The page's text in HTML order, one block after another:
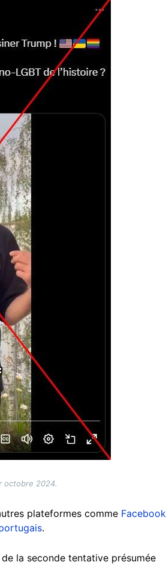
octobre 2024.
plateformes comme Facebook
.
la seconde tentative présumée